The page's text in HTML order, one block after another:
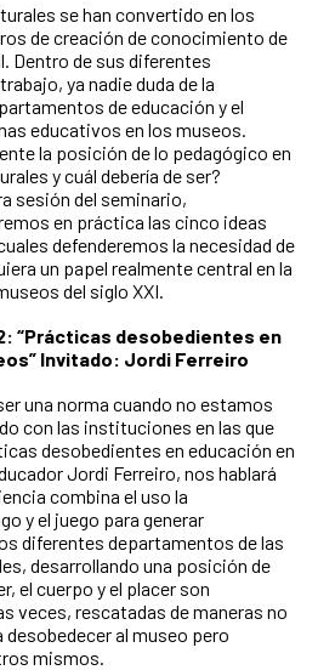
se han convertido en los
de creación de conocimiento de
Dentro de sus diferentes
ya nadie duda de la
de educación y el
educativos en los museos.
la posición de lo pedagógico en
y cuál debería de ser?
sesión del seminario,
en práctica las cinco ideas
defenderemos la necesidad de
un papel realmente central en la
del siglo XXI.
“Prácticas desobedientes en
Invitado: Jordi Ferreiro
una norma cuando no estamos
con las instituciones en las que
desobedientes en educación en
Jordi Ferreiro, nos hablará
combina el uso la
y el juego para generar
diferentes departamentos de las
desarrollando una posición de
el cuerpo y el placer son
veces, rescatadas de maneras no
al museo pero
mismos.